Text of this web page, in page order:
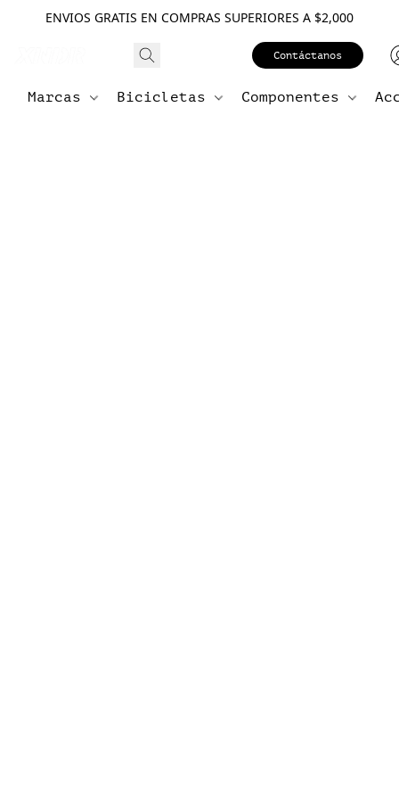
ENVIOS GRATIS EN COMPRAS SUPERIORES A $2,000
Contáctanos
Marcas Bicicletas Componentes